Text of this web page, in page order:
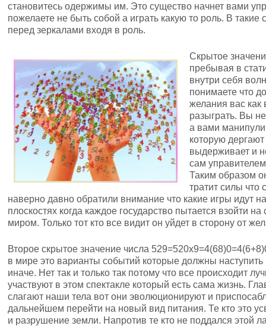
становитесь одержимы им. Это существо начнет вами
пожелаете не быть собой а играть какую то роль. В
перед зеркалами входя в роль.
Скрытое
пребывая в
внутри себя
понимаете что
желания вас как
разыграть. Вы
а вами
которую дергают
выдерживает и
сам управителем
Таким образом
тратит силы что
наверно давно обратили внимание что какие игры идут
плоскостях когда каждое государство пытается взойти
миром. Только тот кто все видит он уйдет в сторону от
Второе скрытое значение числа
в мире это варианты событий которые должны наступить
иначе. Нет так и только так потому что все происходит
участвуют в этом спектакле который есть сама жизнь.
слагают наши тела вот они эволюционируют и
дальнейшем перейти на новый вид питания. Те кто это
и разрушение земли. Напротив те кто не поддался этой